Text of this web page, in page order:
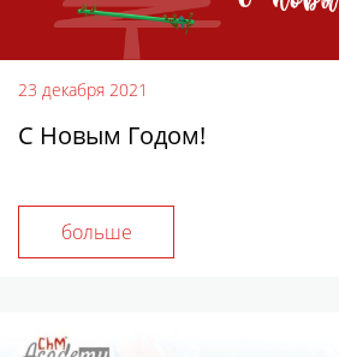
23 декабря 2021
С Новым Годом!
больше